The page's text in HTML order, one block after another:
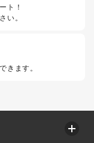
ト！
い。
きます。